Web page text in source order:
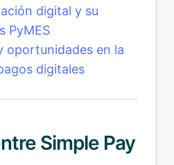
digital y su
PyMES
oportunidades en la
digitales
Simple Pay